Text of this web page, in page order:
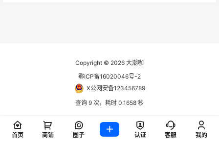
Copyright © 2026 大潮咖
鄂ICP备16020046号-2
X公网安备123456789
查询 9 次，耗时 0.1658 秒
首页 商铺 圈子 认证 客服 我的